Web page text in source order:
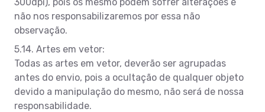
não nos responsabilizaremos por essa não
observação.
5.14. Artes em vetor:
Todas as artes em vetor, deverão ser agrupadas
antes do envio, pois a ocultação de qualquer objeto
devido a manipulação do mesmo, não será de nossa
responsabilidade.